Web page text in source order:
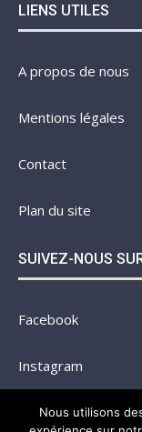
LIENS UTILES
A propos de nous
Mentions légales
Contact
Plan du site
SUIVEZ-NOUS
Facebook
Instagram
Twitter
Nous utilisons